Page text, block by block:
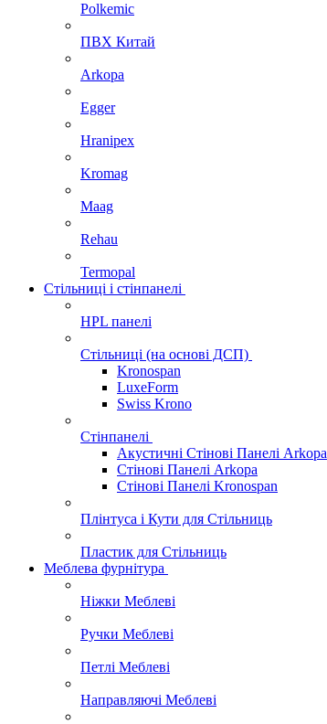
Polkemic
ПВХ Китай
Arkopa
Egger
Hranipex
Kromag
Maag
Rehau
Termopal
Стільниці і стінпанелі
HPL панелі
Стільниці (на основі ДСП)
Kronospan
LuxeForm
Swiss Krono
Стінпанелі
Акустичні Стінові Панелі Аrkopa
Стінові Панелі Arkopa
Стінові Панелі Kronospan
Плінтуса і Кути для Стільниць
Пластик для Стільниць
Меблева фурнітура
Ніжки Меблеві
Ручки Меблеві
Петлі Меблеві
Направляючі Меблеві